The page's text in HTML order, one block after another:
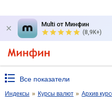
Multi от Минфин
(8,9K+)
Все показатели
Индексы » Курсы валют » Архив